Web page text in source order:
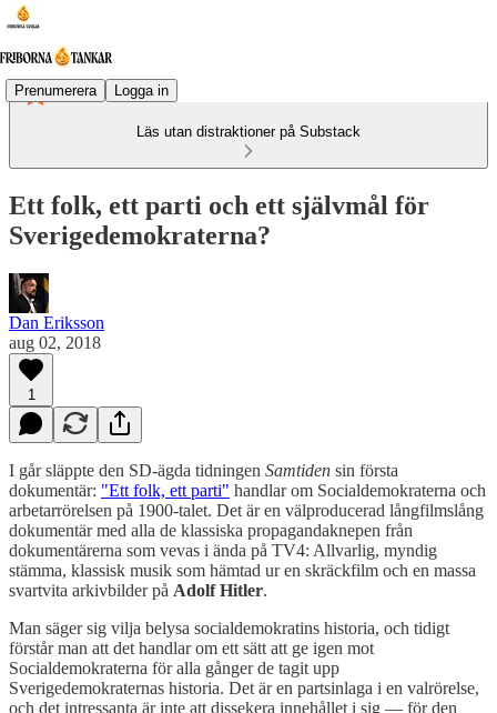
Prenumerera Logga in
Läs utan distraktioner på Substack
Ett folk, ett parti och ett självmål för
Sverigedemokraterna?
Dan Eriksson
aug 02, 2018
1
I går släppte den SD-ägda tidningen Samtiden sin första
dokumentär: "Ett folk, ett parti" handlar om Socialdemokraterna och
arbetarrörelsen på 1900-talet. Det är en välproducerad långfilmslång
dokumentär med alla de klassiska propagandaknepen från
dokumentärerna som vevas i ända på TV4: Allvarlig, myndig
stämma, klassisk musik som hämtad ur en skräckfilm och en massa
svartvita arkivbilder på Adolf Hitler.
Man säger sig vilja belysa socialdemokratins historia, och tidigt
förstår man att det handlar om ett sätt att ge igen mot
Socialdemokraterna för alla gånger de tagit upp
Sverigedemokraternas historia. Det är en partsinlaga i en valrörelse,
och det intressanta är inte att dissekera innehållet i sig — för den